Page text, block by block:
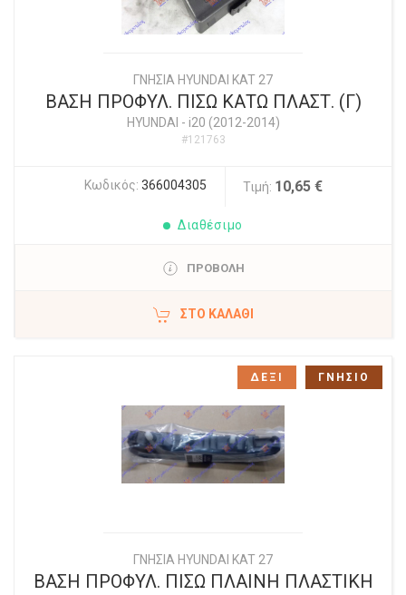
ΓΝΗΣΙΑ HYUNDAI KAT 27
ΒΑΣΗ ΠΡΟΦΥΛ. ΠΙΣΩ ΚΑΤΩ ΠΛΑΣΤ. (Γ)
HYUNDAI - i20 (2012-2014)
#121763
Κωδικός: 366004305 Τιμή: 10,65 €
Διαθέσιμο
ΠΡΟΒΟΛΗ
ΣΤΟ ΚΑΛΆΘΙ
ΓΝΗΣΙΑ HYUNDAI KAT 27
ΒΑΣΗ ΠΡΟΦΥΛ. ΠΙΣΩ ΠΛΑΙΝΗ ΠΛΑΣΤΙΚΗ
ΔΕΞΙ ΓΝΗΣΙΟ